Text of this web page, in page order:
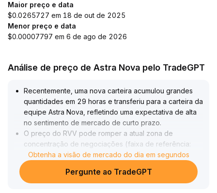
Maior preço e data
$0.0265727 em 18 de out de 2025
Menor preço e data
$0.00007797 em 6 de ago de 2026
Análise de preço de Astra Nova pelo TradeGPT
Recentemente, uma nova carteira acumulou grandes
quantidades em 29 horas e transferiu para a carteira da
equipe Astra Nova, refletindo uma expectativa de alta
no sentimento de mercado de curto prazo.
O preço do RVV pode romper a atual zona de
concentração de negociações (faixa de referência:
0,082-0,088 USDT)
O movimento de retorno da equipe reforça o sinal de
suporte ao valor de longo prazo, as principais médias
Obtenha a visão de mercado do dia em segundos
Pergunte ao TradeGPT